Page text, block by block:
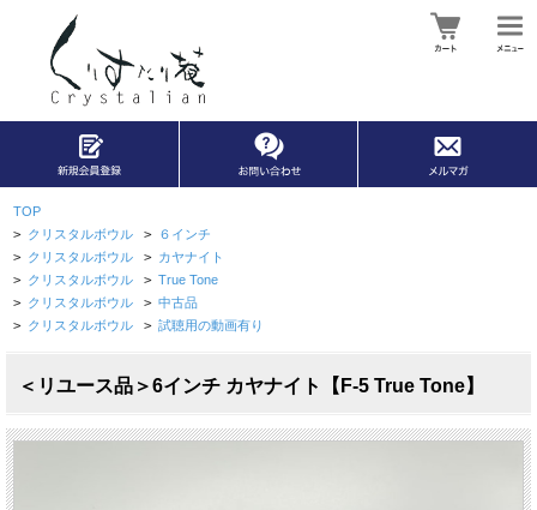
TOP
> クリスタルボウル > ６インチ
> クリスタルボウル > カヤナイト
> クリスタルボウル > True Tone
> クリスタルボウル > 中古品
> クリスタルボウル > 試聴用の動画有り
＜リユース品＞6インチ カヤナイト【F-5 True Tone】